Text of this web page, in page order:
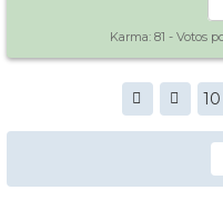
Karma: 81 - Votos
10